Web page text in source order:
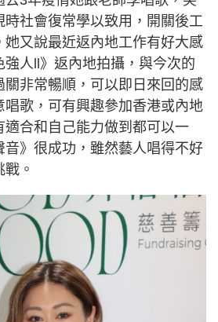
時社會復常學以致用，開關後工
又說最近返內地工作有好大感
強人ll》返內地拍攝，與今次的
非常暢順，可以即日來回的感
唱歌，可有興趣參加香港或內地
適合和自己能力做到都可以一
》很成功，雖然藝人唱得不好
。